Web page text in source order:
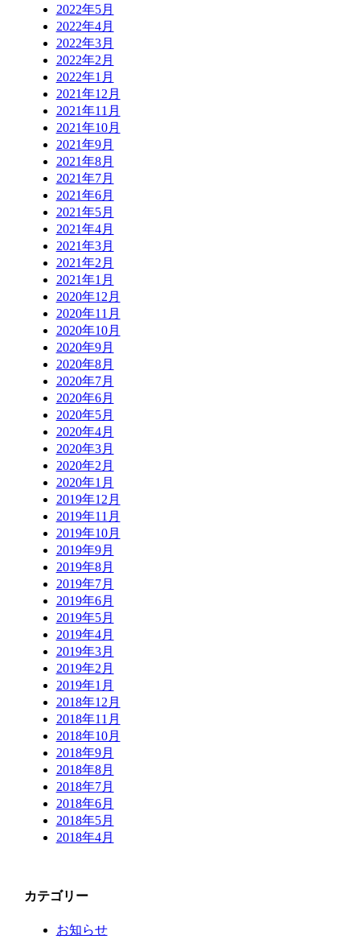
2022年5月
2022年4月
2022年3月
2022年2月
2022年1月
2021年12月
2021年11月
2021年10月
2021年9月
2021年8月
2021年7月
2021年6月
2021年5月
2021年4月
2021年3月
2021年2月
2021年1月
2020年12月
2020年11月
2020年10月
2020年9月
2020年8月
2020年7月
2020年6月
2020年5月
2020年4月
2020年3月
2020年2月
2020年1月
2019年12月
2019年11月
2019年10月
2019年9月
2019年8月
2019年7月
2019年6月
2019年5月
2019年4月
2019年3月
2019年2月
2019年1月
2018年12月
2018年11月
2018年10月
2018年9月
2018年8月
2018年7月
2018年6月
2018年5月
2018年4月
カテゴリー
お知らせ